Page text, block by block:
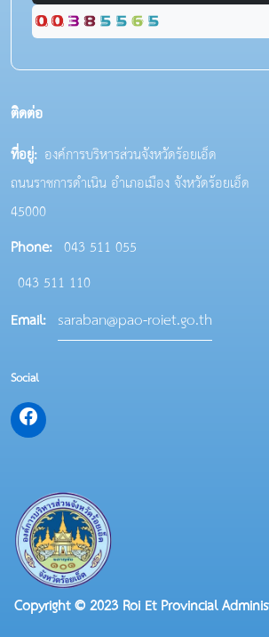
ติดต่อ
ที่อยู่: องค์การบริหารส่วนจังหวัดร้อยเอ็ด
ถนนราชการดำเนิน อำเภอเมือง จังหวัดร้อยเอ็ด
45000
Phone: 043 511 055
043 511 110
Email: saraban@pao-roiet.go.th
Social
Copyright © 2023 Roi Et Provincial